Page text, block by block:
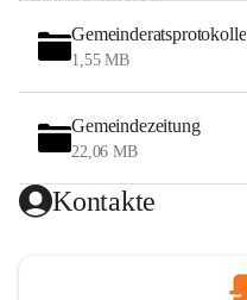
Gemeinderatsprotokolle
1,55 MB
Gemeindezeitung
22,06 MB
Kontakte